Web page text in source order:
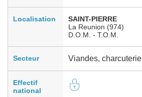
Localisation
SAINT-PIERRE
La Reunion (974)
D.O.M. - T.O.M.
Secteur Viandes, charcuterie
Effectif
national